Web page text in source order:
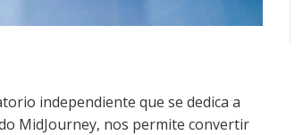
independiente que se dedica a
MidJourney, nos permite convertir